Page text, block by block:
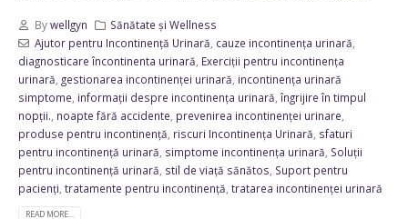
Bywellgyn
Sănătate și Wellness
Ajutor pentru Incontinență Urinară, cauze incontinența urinară,
diagnosticare încontinenta urinară, Exerciții pentru incontinența
urinară, gestionarea incontinenței urinară, incontinența urinară
simptome, informații despre incontinența urinară,îngrijire în timpul
nopții., noapte fără accidente, prevenirea incontinenței urinare,
produse pentru incontinență, riscuri Incontinența Urinară, sfaturi
pentru incontinență urinară, simptome incontinența urinară, Soluții
pentru incontinență urinară, stil de viață sănătos, Suport pentru
pacienți, tratamente pentru incontinență, tratarea incontinenței urinară
READ MORE...